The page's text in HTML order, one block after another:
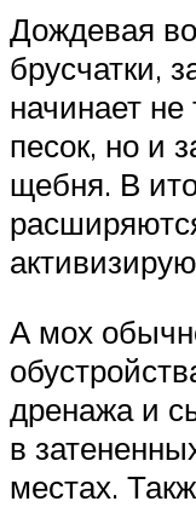
Дождевая
брусчатки,
начинает
песок, но и
щебня. В
А мох
дренажа и
в
местах.